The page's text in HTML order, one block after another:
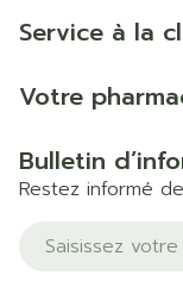
Service à la
Votre
Bulletin
Restez informé
Adresse mail